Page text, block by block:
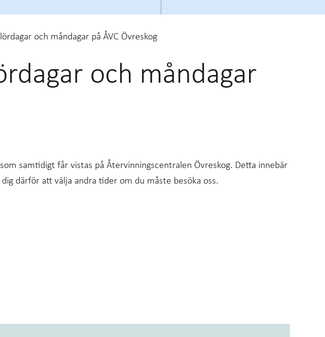
och måndagar på ÅVC Övreskog
och måndagar
samtidigt får vistas på Återvinningscentralen Övreskog. Detta innebär
därför att välja andra tider om du måste besöka oss.